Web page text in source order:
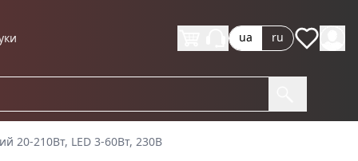
ua ru
20-210Вт, LED 3-60Вт, 230В